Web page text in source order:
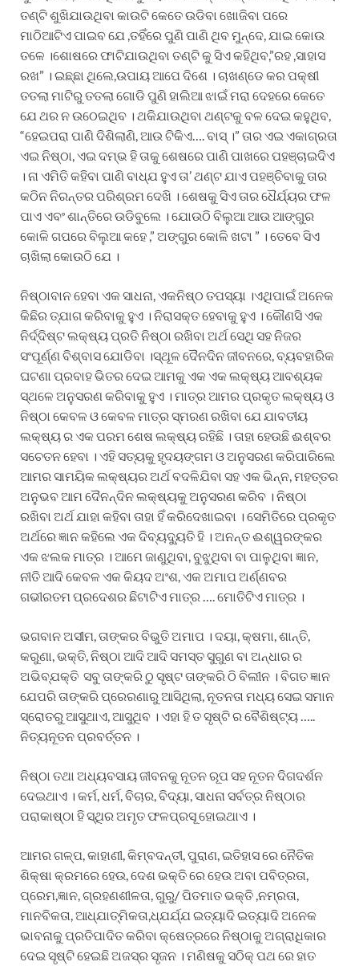
ତଣ୍ଟି ଶୁଖିଯାଉଥିବା କାଉଟି କେତେ ଉଡିବା ଖୋଜିବା ପରେ
ମାଠିଆଟିଏ ପାଇବ ଯେ ,ତହିଁରେ ପୁଣି ପାଣି ଥିବ ମୁନ୍ଦେ, ଯାଇ କୋଉ
ତଳେ ।ଶୋଷରେ ଫାଟିଯାଉଥିବା ତଣ୍ଟି କୁ ସିଏ କହିଥିବ,”ରହ ,ସାହାସ
ରଖ” । ଇଛ୍ଛା ଥିଲେ,ଉପାୟ ଆପେ ଦିଶେ । ଚାଖଣ୍ଡେ କର ପକ୍ଷୀ
ତତଲା ମାଟିରୁ ତତଲା ଗୋଡି ପୁଣି ହାଲିଆ ଝାଇଁ ମରା ଦେହରେ କେତେ
ଯେ ଥର ନ ଉଠେଇଥିବ । ଥକିଯାଉଥିବା ଥଣ୍ଟକୁ ବଳ ଦେଇ କହୁଥିବ,
“ହେଇପରା ପାଣି ଦିଶିଲାଣି, ଆଉ ଟିକିଏ…. ବାସ୍ ।” ତାର ଏଇ ଏକାଗ୍ରତା
ଏଇ ନିଷ୍ଠା, ଏଇ ଦମ୍ଭ ହି ତାକୁ ଶେଷରେ ପାଣି ପାଖରେ ପହଞ୍ଚାଇଦିଏ
। ନା ଏମିତି କହିବା ପାଣି ବାଧ୍ଯ ହୁଏ ତା’ ଥଣ୍ଟ ଯାଏ ପହଞ୍ଚିବାକୁ ତାର
କଠିନ ନିରନ୍ତର ପରିଶ୍ରମ ଦେଖି । ଶେଷକୁ ସିଏ ତାର ଧୈର୍ଯ୍ୟର ଫଳ
ପାଏ ଏବଂ ଶାନ୍ତିରେ ଉଡିବୁଲେ । ଯୋଉଠି ବିଲୁଆ ଆଉ ଆଙ୍ଗୁର
କୋଳି ଗପରେ ବିଲୁଆ କହେ ,” ଅଙ୍ଗୁର କୋଳି ଖଟା ” । ତେବେ ସିଏ
ଚାଖିଲା କୋଉଠି ଯେ ।
ନିଷ୍ଠାବାନ ହେବା ଏକ ସାଧନା, ଏକନିଷ୍ଠ ତପସ୍ୟା ।ଏଥିପାଇଁ ଅନେକ
କିଛିର ତ୍ଯାଗ କରିବାକୁ ହୁଏ । ନିରାସକ୍ତ ହେବାକୁ ହୁଏ । କୌଣସି ଏକ
ନିର୍ଦ୍ଦିଷ୍ଟ ଲକ୍ଷ୍ୟ ପ୍ରତି ନିଷ୍ଠା ରଖିବା ଅର୍ଥ ସେଥି ସହ ନିଜର
ସଂପୂର୍ଣ୍ଣ ବିଶ୍ବାସ ଯୋଡିବା ।ସ୍ଥୂଳ ଦୈନଦିନ ଜୀବନରେ, ବ୍ୟବହାରିକ
ଘଟଣା ପ୍ରବାହ ଭିତର ଦେଇ ଆମକୁ ଏକ ଏକ ଲକ୍ଷ୍ୟ ଆବଶ୍ୟକ
ସ୍ଥଳେ ଅନୁସରଣ କରିବାକୁ ହୁଏ । ମାତ୍ର ଆମର ପ୍ରକୃତ ଲକ୍ଷ୍ୟ ଓ
ନିଷ୍ଠା କେବଳ ଓ କେବଳ ମାତ୍ର ସ୍ମରଣ ରଖିବା ଯେ ଯାବତୀୟ
ଲକ୍ଷ୍ୟ ର ଏକ ପରମ ଶେଷ ଲକ୍ଷ୍ୟ ରହିଛି । ତାହା ହେଉଛି ଈଶ୍ବର
ସଚେତନ ହେବା । ଏହି ସତ୍ୟକୁ ହୃଦୟଙ୍ଗମ ଓ ଅନୁସରଣ କରିପାରିଲେ
ଆମର ସାମୟିକ ଲକ୍ଷ୍ୟର ଅର୍ଥ ବଦଳିଯିବା ସହ ଏକ ଭିନ୍ନ, ମହତ୍ତର
ଅନୁଭବ ଆମ ଦୈନନ୍ଦିନ ଲକ୍ଷ୍ୟକୁ ଅନୁସରଣ କରିବ । ନିଷ୍ଠା
ରଖିବା ଅର୍ଥ ଯାହା କହିବା ତାହା ହିଁ କରିଦେଖାଇବା । ସେମିତିରେ ପ୍ରକୃତ
ଅର୍ଥରେ ଜ୍ଞାନ କହିଲେ ଏକ ଦିବ୍ୟଦ୍ୟୁତି ହି । ଅନନ୍ତ ଈଶ୍ୱରଙ୍କର
ଏକ ଝଲକ ମାତ୍ର । ଆମେ ଜାଣୁଥିବା, ବୁଝୁଥିବା ବା ପାଳୁଥିବା ଜ୍ଞାନ,
ନୀତି ଆଦି କେବଳ ଏକ କିୟଦ ଅଂଶ, ଏକ ଅମାପ ଅର୍ଣ୍ଣବର
ଗଭୀରତମ ପ୍ରଦେଶର ଛିଟାଟିଏ ମାତ୍ର …. ମୋତିଟିଏ ମାତ୍ର ।
ଭଗବାନ ଅସୀମ, ତାଙ୍କର ବିଭୁତି ଅମାପ । ଦୟା, କ୍ଷମା, ଶାନ୍ତି,
କରୁଣା, ଭକ୍ତି, ନିଷ୍ଠା ଆଦି ଆଦି ସମସ୍ତ ସୁଗୁଣ ବା ଅନ୍ଧାର ର
ଅଭିବ୍ଯକ୍ତି ସବୁ ତାଙ୍କରି ଠୁ ସୃଷ୍ଟ ତାଙ୍କରି ଠି ବିଲୀନ । ବିଗତ ଜ୍ଞାନ
ଯେପରି ତାଙ୍କରି ପ୍ରେରଣାରୁ ଆସିଥିଲା, ନୂତନତା ମଧ୍ୟ ସେଇ ସମାନ
ସ୍ରୋତରୁ ଆସୁଥାଏ, ଆସୁଥିବ । ଏହା ହି ତ ସୃଷ୍ଟି ର ବୈଶିଷ୍ଟ୍ୟ …..
ନିତ୍ୟନୂତନ ପ୍ରବର୍ତ୍ତନ ।
ନିଷ୍ଠା ତଥା ଅଧ୍ୟବସାୟ ଜୀବନକୁ ନୂତନ ରୂପ ସହ ନୂତନ ଦିଗଦର୍ଶନ
ଦେଇଥାଏ । କର୍ମ, ଧର୍ମ, ବିଚାର, ବିଦ୍ୟା, ସାଧନା ସର୍ବତ୍ର ନିଷ୍ଠାର
ପରାକାଷ୍ଠା ହି ସ୍ଥିର ଅମୃତ ଫଳପ୍ରସୂ ହୋଇଥାଏ ।
ଆମର ଗଳ୍ପ, କାହାଣୀ, କିମ୍ବଦନ୍ତୀ, ପୁରାଣ, ଇତିହାସ ରେ ନୈତିକ
ଶିକ୍ଷା କ୍ରମରେ ହେଉ, ଦେଶ ଭକ୍ତି ରେ ହେଉ ଅବା ପବିତ୍ରତା,
ପ୍ରେମ,ଜ୍ଞାନ, ଗ୍ରହଣଶୀଳତା, ଗୁରୁ/ ପିତମାତ ଭକ୍ତି ,ନମ୍ରତା,
ମାନବିକତା, ଆଧ୍ଯାତ୍ମିକତା,ଧ୍ଯର୍ଯ୍ଯ ଇତ୍ୟାଦି ଇତ୍ୟାଦି ଅନେକ
ଭାବନାକୁ ପ୍ରତିପାଦିତ କରିବା କ୍ଷେତ୍ରରେ ନିଷ୍ଠାକୁ ଅଗ୍ରାଧିକାର
ଦେଇ ସୃଷ୍ଟି ହେଇଛି ଅଜସ୍ର ସୃଜନ । ମଣିଷକୁ ସଠିକ୍ ପଥ ରେ ହାତ